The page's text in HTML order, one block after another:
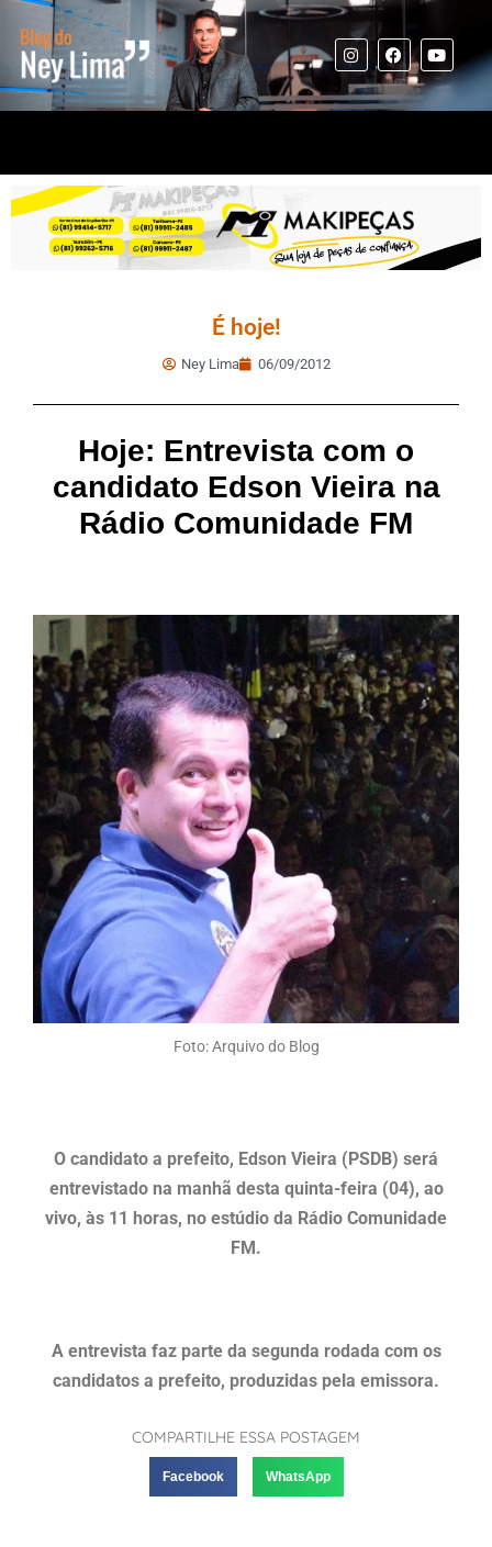
É hoje!
Ney Lima 06/09/2012
Hoje: Entrevista com o
candidato Edson Vieira na
Rádio Comunidade FM
Foto: Arquivo do Blog
O candidato a prefeito, Edson Vieira (PSDB) será
entrevistado na manhã desta quinta-feira (04), ao
vivo, às 11 horas, no estúdio da Rádio Comunidade
FM.
A entrevista faz parte da segunda rodada com os
candidatos a prefeito, produzidas pela emissora.
COMPARTILHE ESSA POSTAGEM
Facebook WhatsApp